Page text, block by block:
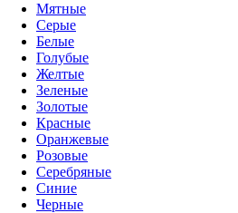
Мятные
Серые
Белые
Голубые
Желтые
Зеленые
Золотые
Красные
Оранжевые
Розовые
Серебряные
Синие
Черные